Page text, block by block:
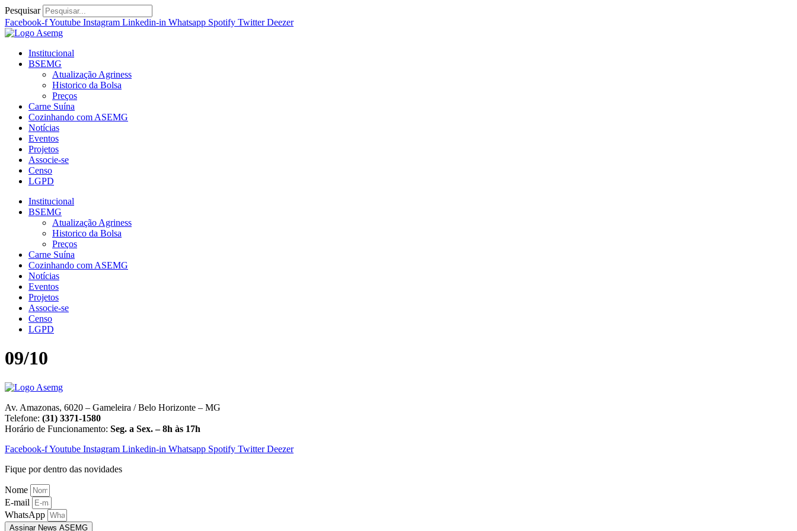
Ir
para
o
conteúdo
Pesquisar
Facebook-fYoutube Instagram Linkedin-in Whatsapp Spotify Twitter Deezer
Institucional
BSEMG
Atualização Agriness
Historico da Bolsa
Preços
Carne Suína
Cozinhando com ASEMG
Notícias
Eventos
Projetos
Associe-se
Censo
LGPD
Institucional
BSEMG
Atualização Agriness
Historico da Bolsa
Preços
Carne Suína
Cozinhando com ASEMG
Notícias
Eventos
Projetos
Associe-se
Censo
LGPD
09/10
Av. Amazonas, 6020 – Gameleira / Belo Horizonte – MG
Telefone: (31) 3371-1580
Horário de Funcionamento: Seg. a Sex. – 8h às 17h
Facebook-fYoutube Instagram Linkedin-in Whatsapp Spotify Twitter Deezer
Fique por dentro das novidades
Nome
E-mail
WhatsApp
Assinar News ASEMG